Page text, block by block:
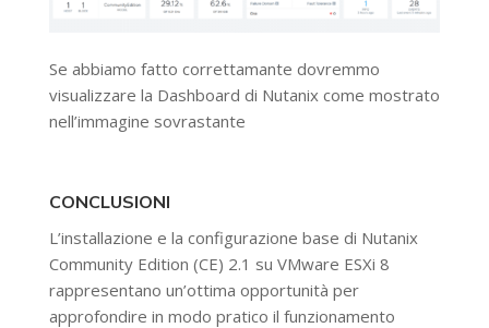
Se abbiamo fatto correttamante dovremmo
visualizzare la Dashboard di Nutanix come mostrato
nell’immagine sovrastante
CONCLUSIONI
L’installazione e la configurazione base di Nutanix
Community Edition (CE) 2.1 su VMware ESXi 8
rappresentano un’ottima opportunità per
approfondire in modo pratico il funzionamento